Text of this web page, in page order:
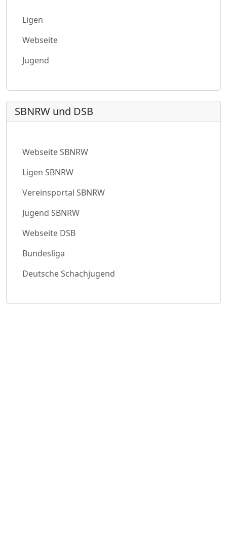
Ligen
Webseite
Jugend
SBNRW und DSB
Webseite SBNRW
Ligen SBNRW
Vereinsportal SBNRW
Jugend SBNRW
Webseite DSB
Bundesliga
Deutsche Schachjugend